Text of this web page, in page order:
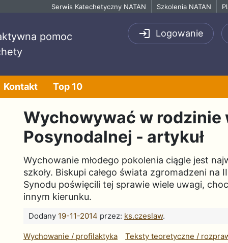
Serwis Katechetyczny NATAN Szkolenia NATAN
pomoc
Logowanie
Kontakt Top 10
Wychowywać w rodzinie
Posynodalnej - artykuł
Wychowanie młodego pokolenia ciągle jest
szkoły. Biskupi całego świata zgromadzeni
Synodu poświęcili tej sprawie wiele uwagi,
innym kierunku.
Dodany 19-11-2014 przez: ks.czeslaw.
Wychowanie / profilaktyka Teksty teoretyczne /